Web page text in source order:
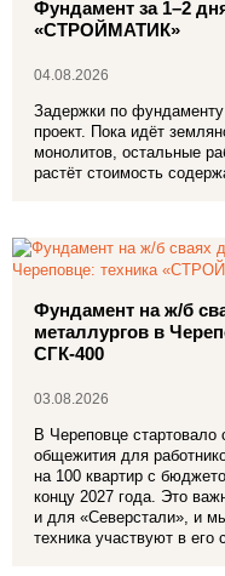
Фундамент за 1–2
«СТРОЙМАТИК»
04.08.2026
Задержки по фундаменту
проект. Пока идёт
монолитов, остальные
растёт стоимость
Фундамент на ж/б
металлургов в
СГК‑400
03.08.2026
В Череповце стартовало
общежития для
на 100 квартир с
концу 2027 года. Это
и для «Северстали», и
техника участвуют в его